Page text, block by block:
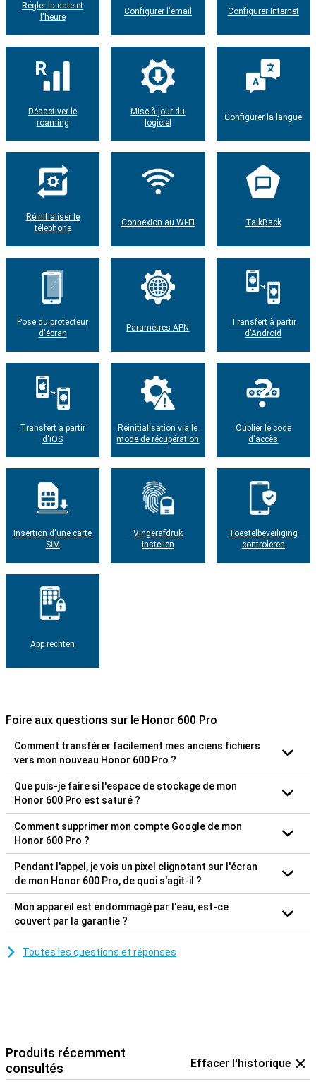
Régler la date et
l'heure
Configurer l'email Configurer Internet
Désactiver le
roaming
Mise à jour du
logiciel
Configurer la langue
Réinitialiser le
téléphone
Connexion au Wi-Fi TalkBack
Pose du protecteur
d'écran
Paramètres APN
Transfert à partir
d'Android
Transfert à partir
d'iOS
Réinitialisation via le
mode de récupération
Oublier le code
d'accès
Insertion d'une carte
SIM
Vingerafdruk
instellen
Toestelbeveiliging
controleren
App rechten
Foire aux questions sur le Honor 600 Pro
Comment transférer facilement mes anciens fichiers
vers mon nouveau Honor 600 Pro ?
Que puis-je faire si l'espace de stockage de mon
Honor 600 Pro est saturé ?
Comment supprimer mon compte Google de mon
Honor 600 Pro ?
Pendant l'appel, je vois un pixel clignotant sur l'écran
de mon Honor 600 Pro, de quoi s'agit-il ?
Mon appareil est endommagé par l'eau, est-ce
couvert par la garantie ?
Toutes les questions et réponses
Produits récemment
consultés
Effacer l'historique